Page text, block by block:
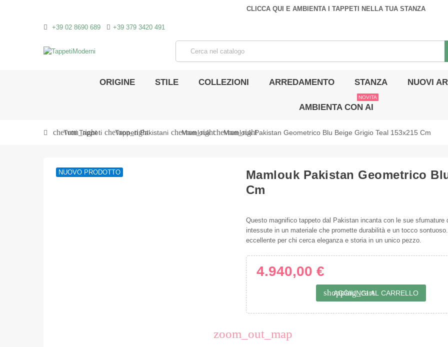
CLICCA QUI E AMBIENTA I TAPPETI NELLA TUA STANZA
+39 02 8690 689 +39 379 3420 491
ORIGINE STILE COLLEZIONI ARREDAMENTO STANZA NUOVI
AMBIENTA CON AI
NOVITA
chevron_right
Tutti Tappeti chevron_right
Tappeti Pakistani chevron_right
Mamlouk chevron_right
Mamlouk Pakistan Geometrico Blu Beige Grigio Teal 153x215 Cm
zoom_out_map
NUOVO PRODOTTO
Mamlouk Pakistan Geometrico
Cm
Questo magnifico tappeto dal Pakistan incanta con le sue sfumature
intessute in un materiale che promette durabilità e un tocco
eccellente per chi cerca eleganza e storia in un unico pezzo.
4.940,00 €
shopping_cart
AGGIUNGI AL CARRELLO